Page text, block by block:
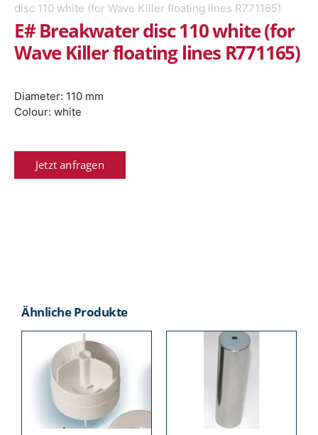
disc 110 white (for Wave Killer floating lines R771165)
E# Breakwater disc 110 white (for
Wave Killer floating lines R771165)
Diameter: 110 mm
Colour: white
Jetzt anfragen
Ähnliche Produkte